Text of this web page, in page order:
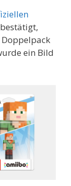
Doppelpack
ein Bild